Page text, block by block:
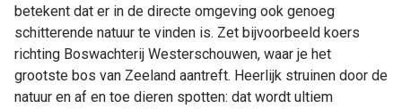
betekent dat er in de directe omgeving ook genoeg
schitterende natuur te vinden is. Zet bijvoorbeeld koers
richting Boswachterij Westerschouwen, waar je het
grootste bos van Zeeland aantreft. Heerlijk struinen door de
natuur en af en toe dieren spotten: dat wordt ultiem